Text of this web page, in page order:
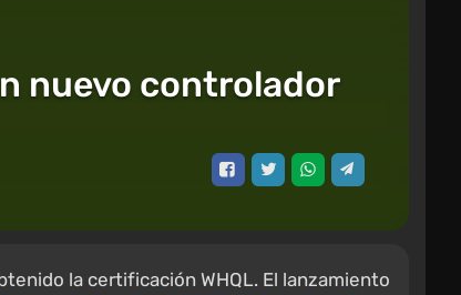
nuevo controlador
la certificación WHQL. El lanzamiento